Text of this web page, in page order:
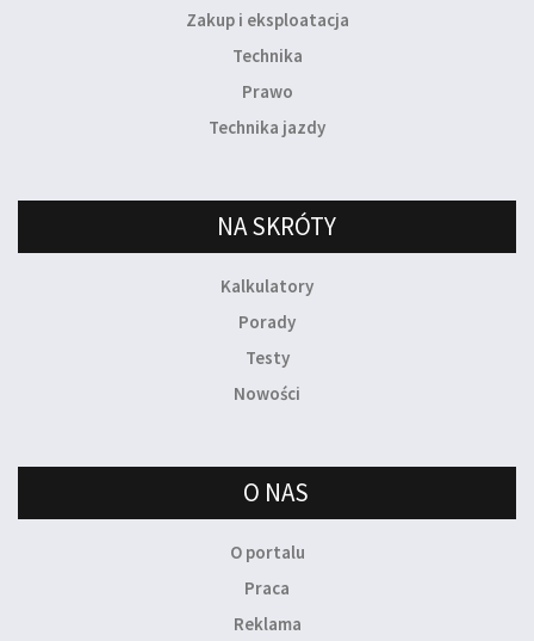
Zakup i eksploatacja
Technika
Prawo
Technika jazdy
NA SKRÓTY
Kalkulatory
Porady
Testy
Nowości
O NAS
O portalu
Praca
Reklama